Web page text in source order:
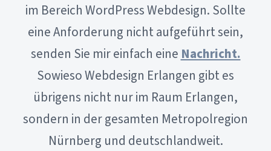
im Bereich WordPress Webdesign. Sollte
eine Anforderung nicht aufgeführt sein,
senden Sie mir einfach eine Nachricht.
Sowieso Webdesign Erlangen gibt es
übrigens nicht nur im Raum Erlangen,
sondern in der gesamten Metropolregion
Nürnberg und deutschlandweit.